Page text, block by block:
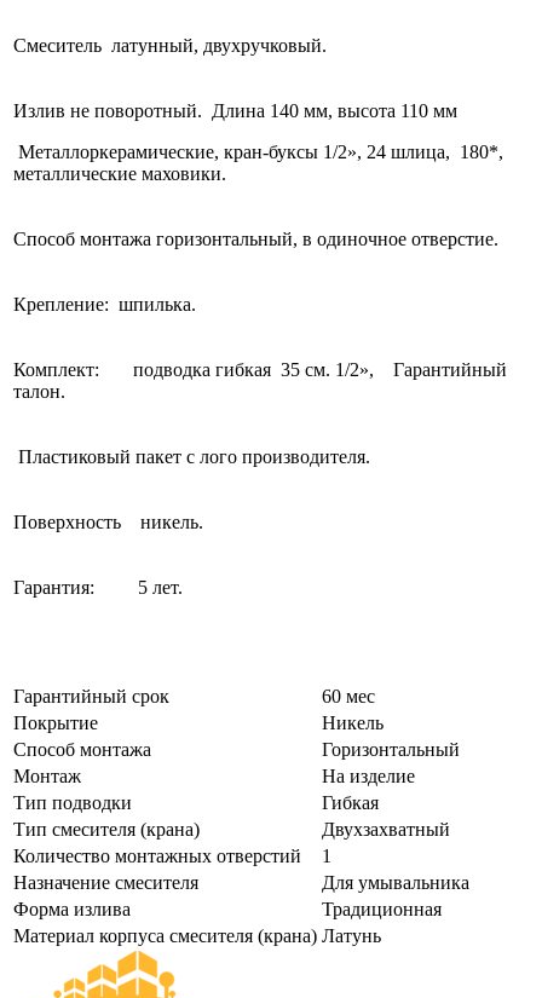
Смеситель латунный, двухручковый.
Излив не поворотный. Длина 140 мм, высота 110 мм
Металлоркерамические, кран-буксы 1/2», 24 шлица, 180*,
металлические маховики.
Способ монтажа горизонтальный, в одиночное отверстие.
Крепление: шпилька.
Комплект: подводка гибкая 35 см. 1/2», Гарантийный
талон.
Пластиковый пакет с лого производителя.
Поверхность никель.
Гарантия: 5 лет.
Гарантийный срок
60 мес
Покрытие
Никель
Способ монтажа
Горизонтальный
Монтаж
На изделие
Тип подводки
Гибкая
Тип смесителя (крана)
Двухзахватный
Количество монтажных отверстий
1
Назначение смесителя
Для умывальника
Форма излива
Традиционная
Материал корпуса смесителя (крана) Латунь